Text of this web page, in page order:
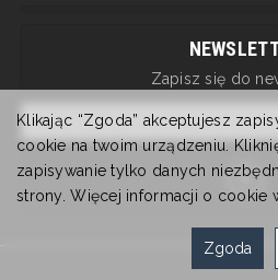
Zapisz się do
Klikając “Zgoda” akceptujesz
cookie na twoim urządzeniu.
zapisywanie tylko danych
strony. Więcej informacji o cookie
Zgoda